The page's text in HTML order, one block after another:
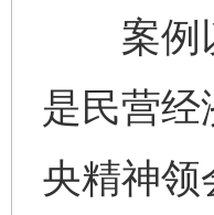
案例以
是民营
央精神领